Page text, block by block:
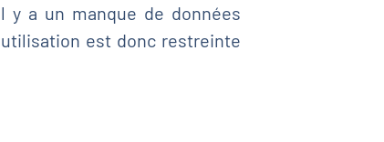
y a un manque de données
est donc restreinte